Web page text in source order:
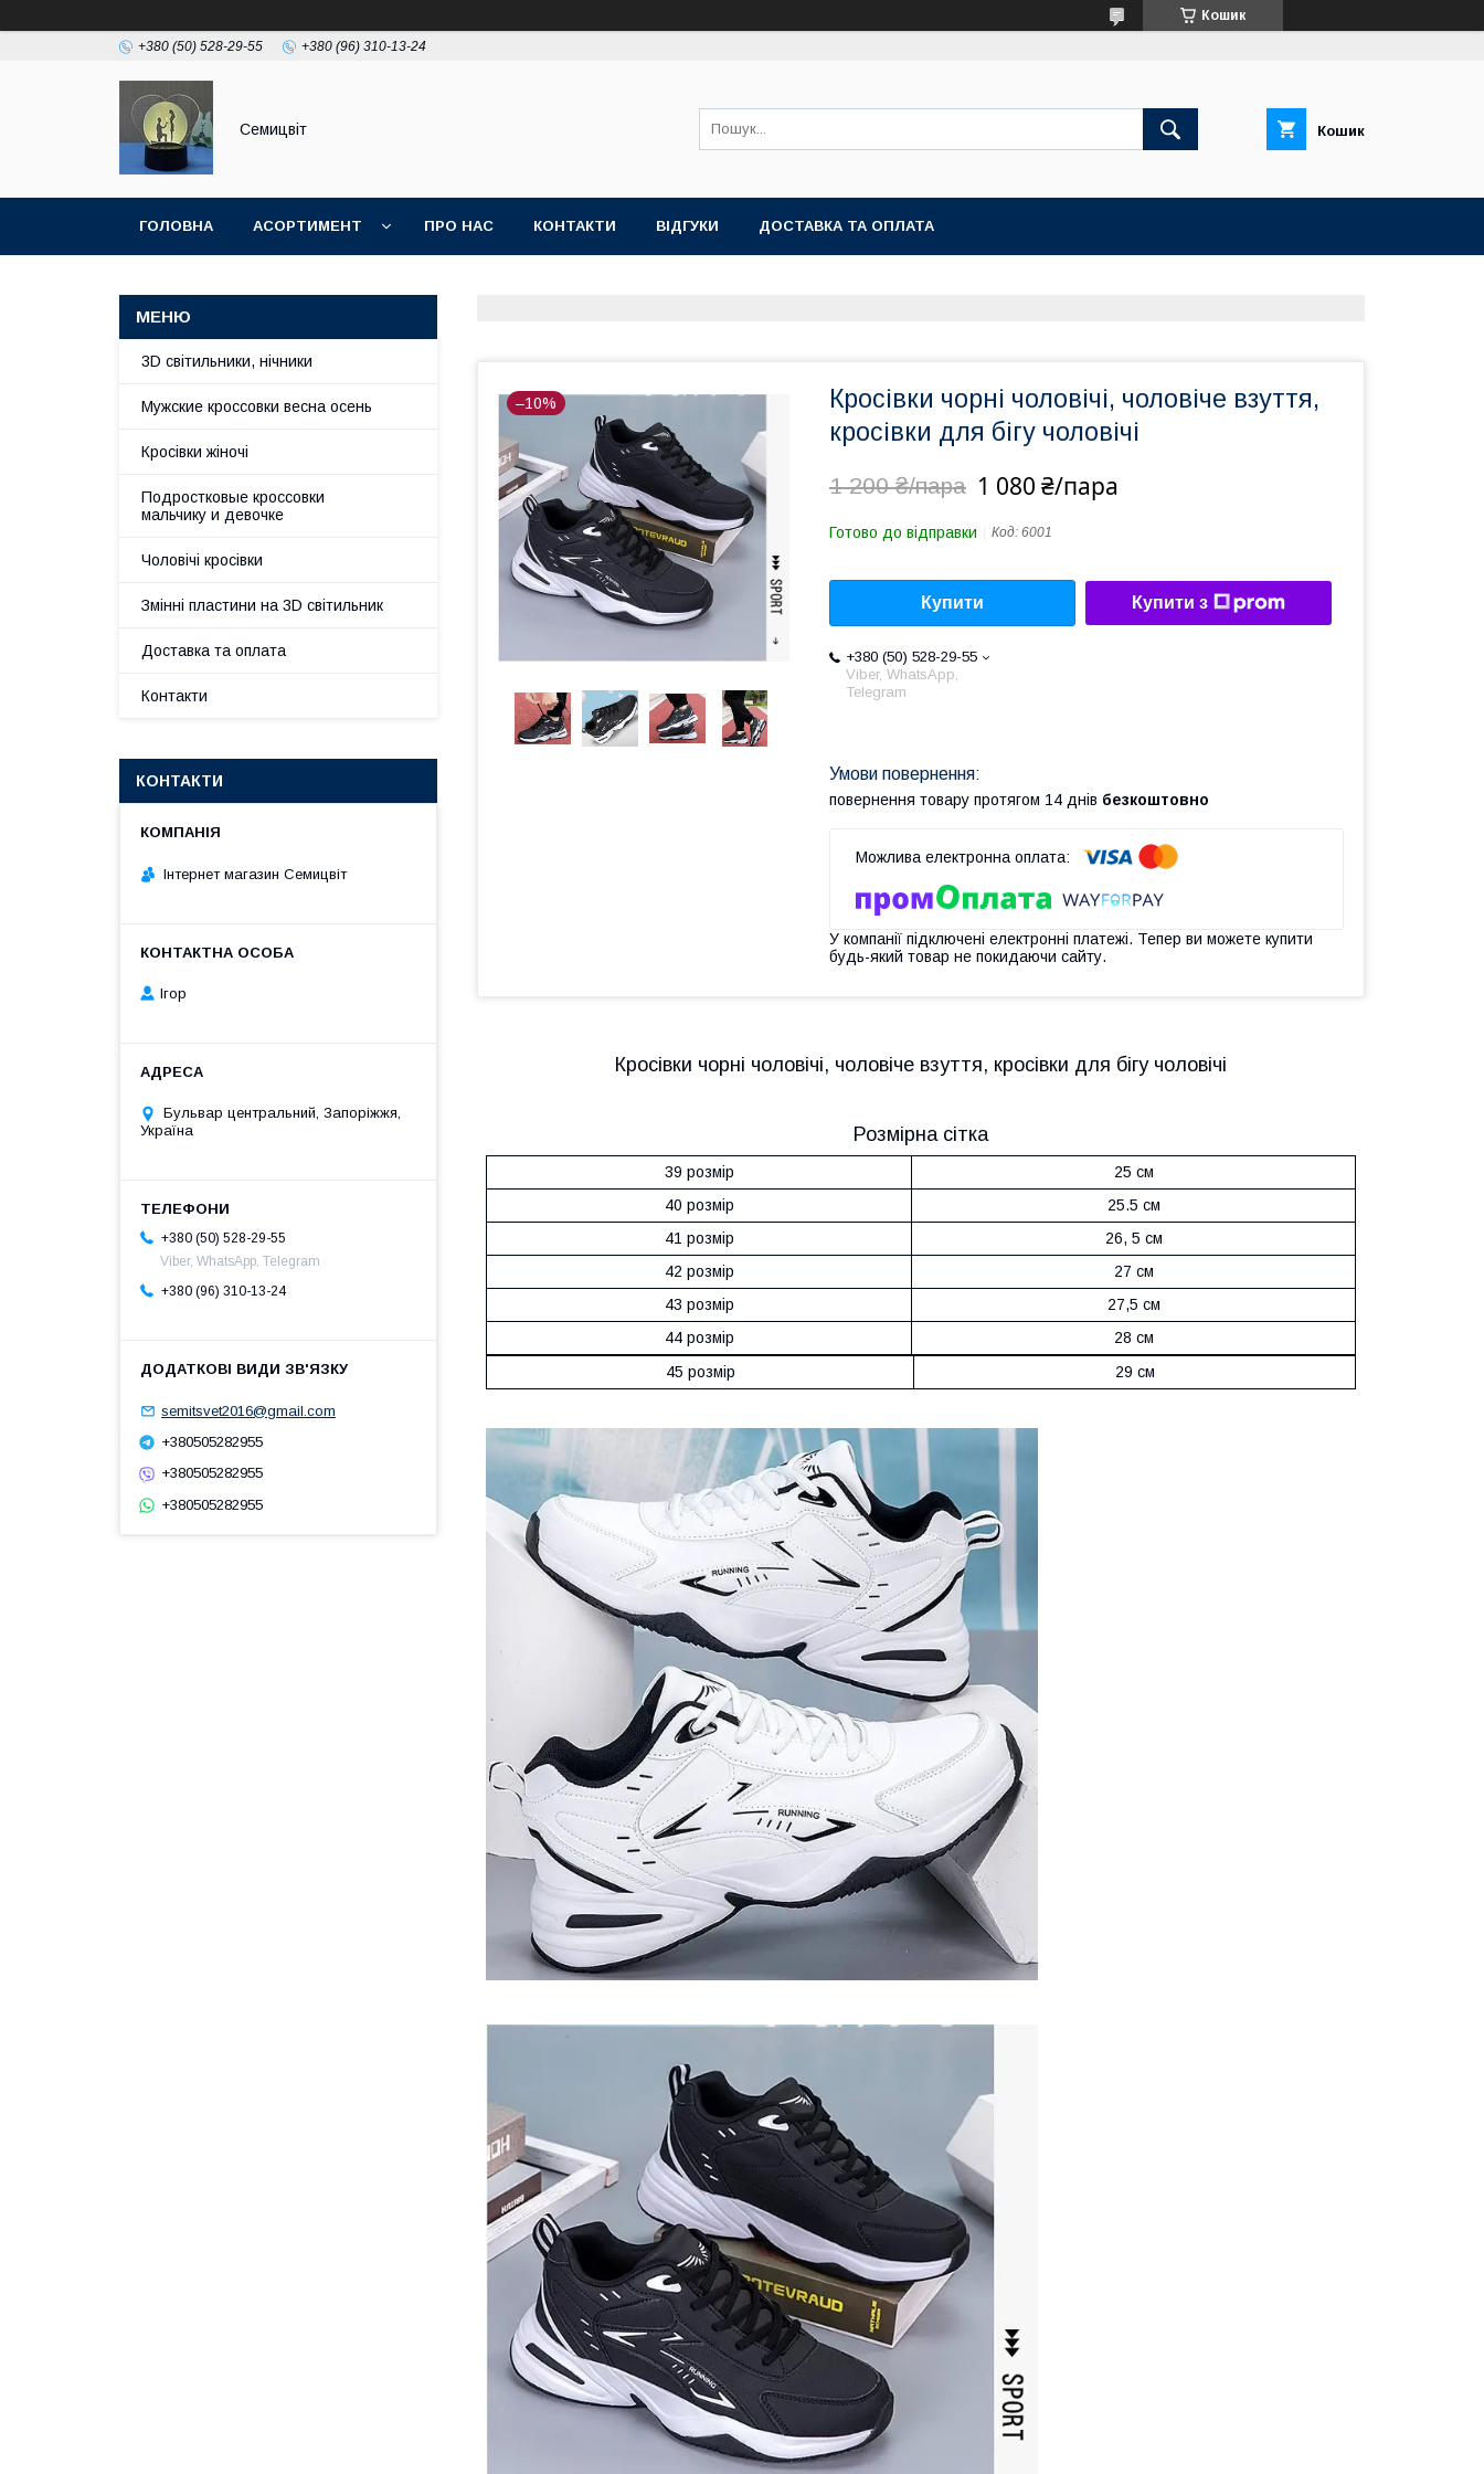
Кошик
+380 (50) 528-29-55 +380 (96) 310-13-24
Семицвіт Кошик
ГОЛОВНА АСОРТИМЕНТ ПРО НАС КОНТАКТИ ВІДГУКИ ДОСТАВКА ТА ОПЛАТА
–10%
Кросівки чорні чоловічі, чоловіче взуття,
кросівки для бігу чоловічі
1 200 ₴/пара 1 080 ₴/пара
Готово до відправки Код: 6001
Купити Купити з
+380 (50) 528-29-55
Viber, WhatsApp,
Telegram
повернення товару протягом 14 днів безкоштовно
У компанії підключені електронні платежі. Тепер ви можете купити
будь-який товар не покидаючи сайту.
Кросівки чорні чоловічі, чоловіче взуття, кросівки для бігу чоловічі
Розмірна сітка
39 розмір
25 см
40 розмір
25.5 см
41 розмір
26, 5 см
42 розмір
27 см
43 розмір
27,5 см
44 розмір
28 см
45 розмір
29 см
3D світильники, нічники
Мужские кроссовки весна осень
Кросівки жіночі
Подростковые кроссовки
мальчику и девочке
Чоловічі кросівки
Змінні пластини на 3D світильник
Доставка та оплата
Контакти
КОНТАКТИ
Інтернет магазин Семицвіт
Ігор
Бульвар центральний, Запоріжжя,
Україна
+380 (50) 528-29-55
Viber, WhatsApp, Telegram
+380 (96) 310-13-24
semitsvet2016@gmail.com
+380505282955
+380505282955
+380505282955